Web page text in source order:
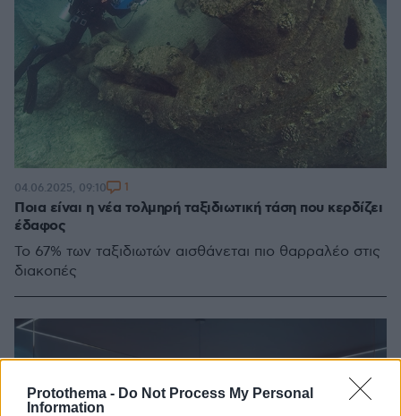
Protothema - Do Not Process My Personal
Information
Ποια είναι η νέα τολμηρή ταξιδιωτική τάση που κερδίζει
έδαφος
Το 67% των ταξιδιωτών αισθάνεται πιο θαρραλέο στις
διακοπές
04.06.2025, 09:10 1